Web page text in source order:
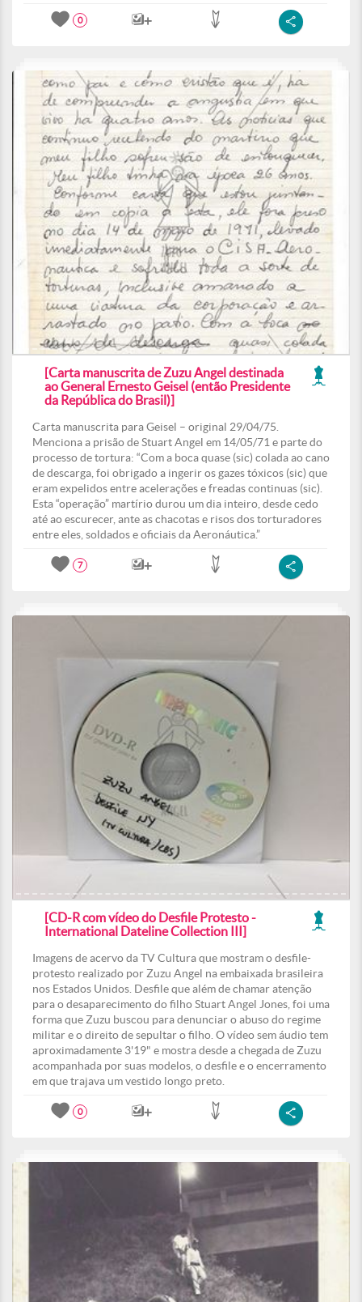
0
[Carta manuscrita de Zuzu Angel destinada
ao General Ernesto Geisel (então Presidente
da República do Brasil)]
Carta manuscrita para Geisel – original 29/04/75.
Menciona a prisão de Stuart Angel em 14/05/71 e parte do
processo de tortura: “Com a boca quase (sic) colada ao cano
de descarga, foi obrigado a ingerir os gazes tóxicos (sic) que
eram expelidos entre acelerações e freadas continuas (sic).
Esta “operação” martírio durou um dia inteiro, desde cedo
até ao escurecer, ante as chacotas e risos dos torturadores
entre eles, soldados e oficiais da Aeronáutica.”
7
[CD-R com vídeo do Desfile Protesto -
International Dateline Collection III]
Imagens de acervo da TV Cultura que mostram o desfile-
protesto realizado por Zuzu Angel na embaixada brasileira
nos Estados Unidos. Desfile que além de chamar atenção
para o desaparecimento do filho Stuart Angel Jones, foi uma
forma que Zuzu buscou para denunciar o abuso do regime
militar e o direito de sepultar o filho. O vídeo sem áudio tem
aproximadamente 3'19" e mostra desde a chegada de Zuzu
acompanhada por suas modelos, o desfile e o encerramento
em que trajava um vestido longo preto.
0